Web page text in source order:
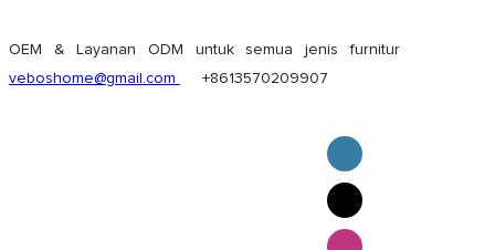
OEM & Layanan ODM untuk semua jenis furnitur
veboshome@gmail.com
+8613570209907